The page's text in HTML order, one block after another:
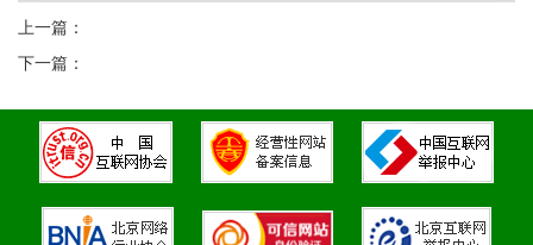
上一篇：
下一篇：